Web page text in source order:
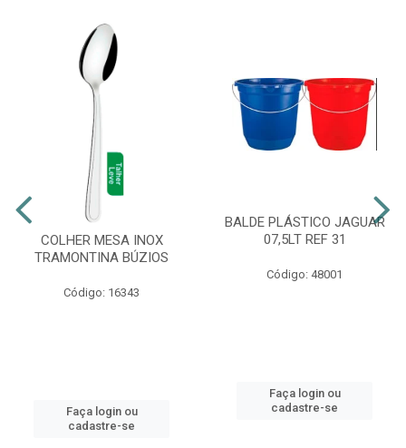
COLHER MESA INOX
TRAMONTINA BÚZIOS
Código: 16343
Faça login ou
cadastre-se
BALDE PLÁSTICO JAGUAR
07,5LT REF 31
Código: 48001
Faça login ou
cadastre-se